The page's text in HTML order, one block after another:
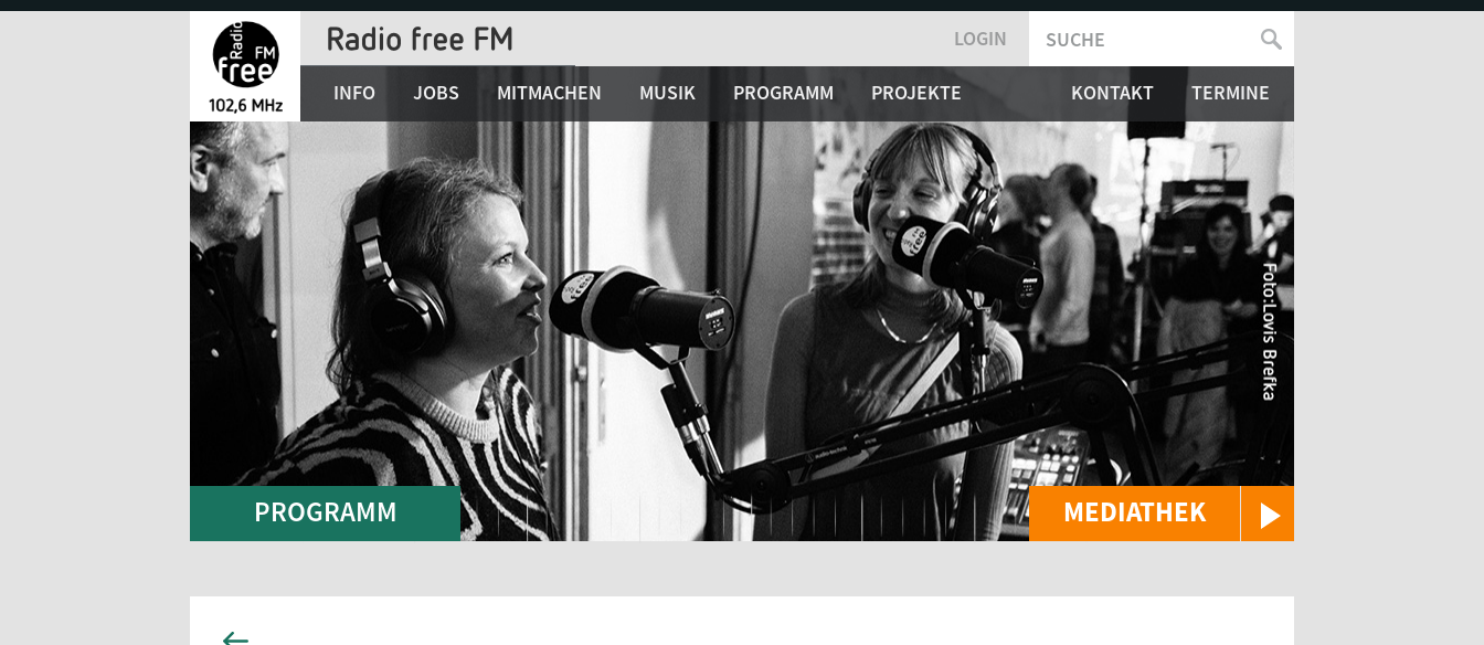
Jump
MEDIATHEK
LOGIN
SUCHFORMULAR
SUCHE
INFO JOBS MITMACHEN MUSIK PROGRAMM PROJEKTE KONTAKT TERMINE
PROGRAMM